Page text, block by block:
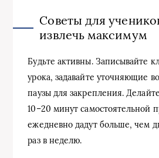
Советы для
извлечь максимум
Будьте активны. Записывайте
урока, задавайте уточняющие
паузы для закрепления.
10–20 минут самостоятельной
ежедневно дадут больше, чем
раз в неделю.